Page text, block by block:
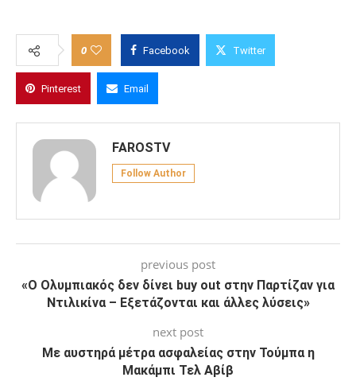
0 Facebook Twitter
Pinterest Email
FAROSTV
Follow Author
previous post
«Ο Ολυμπιακός δεν δίνει buy out στην Παρτίζαν για
Ντιλικίνα – Εξετάζονται και άλλες λύσεις»
next post
Με αυστηρά μέτρα ασφαλείας στην Τούμπα η
Μακάμπι Τελ Αβίβ